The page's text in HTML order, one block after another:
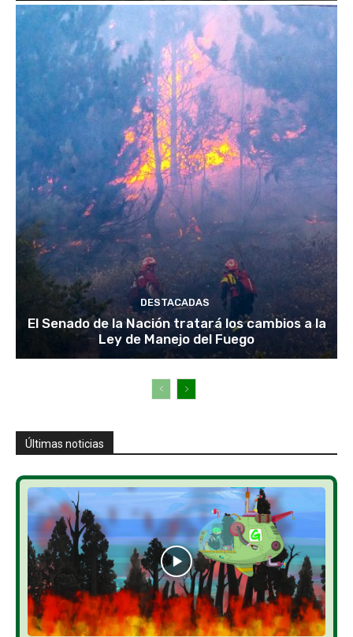
DESTACADAS
El Senado de la Nación tratará los cambios a la
Ley de Manejo del Fuego
Últimas noticias